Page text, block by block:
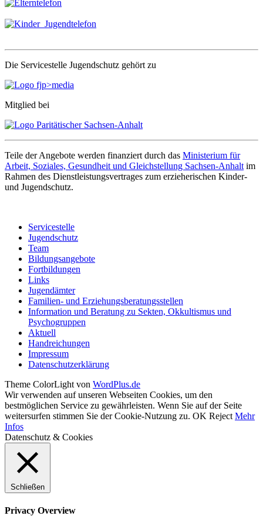
Die Servicestelle Jugendschutz gehört zu
Mitglied bei
Teile der Angebote werden finanziert durch das Ministerium für
Arbeit, Soziales, Gesundheit und Gleichstellung Sachsen-Anhalt im
Rahmen des Dienstleistungsvertrages zum erzieherischen Kinder-
und Jugendschutz.
Servicestelle
Jugendschutz
Team
Bildungsangebote
Fortbildungen
Links
Jugendämter
Familien- und Erziehungsberatungsstellen
Information und Beratung zu Sekten, Okkultismus und
Psychogruppen
Aktuell
Handreichungen
Impressum
Datenschutzerklärung
Theme ColorLight von WordPlus.de
Wir verwenden auf unseren Webseiten Cookies, um den
bestmöglichen Service zu gewährleisten. Wenn Sie auf der Seite
weitersurfen stimmen Sie der Cookie-Nutzung zu. OK Reject Mehr
Infos
Datenschutz & Cookies
Schließen
Privacy Overview